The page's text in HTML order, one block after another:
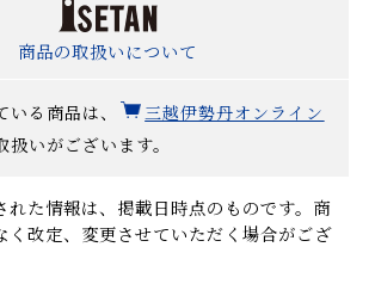
商品の取扱いについて
る商品は、
三越伊勢丹オンライン
扱いがございます。
た情報は、掲載日時点のものです。商
く改定、変更させていただく場合がござ